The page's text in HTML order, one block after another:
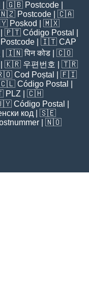
| 🇬🇧 Postcode
🇳🇿 Postcode | 🇨🇦
Poskod
| 🇲🇽
| 🇵🇹 Código Postal
Postcode | 🇮🇹 CAP
| 🇮🇳पिन कोड | 🇨🇴
| 🇰🇷 우편번호
| 🇹🇷
Cod Poștal
| 🇫🇮
🇨🇱 Código Postal
PLZ | 🇨🇭
Código Postal
код | 🇸🇪
| 🇳🇴